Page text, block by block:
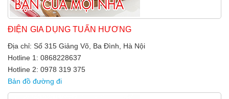
ĐIỆN GIA DỤNG TUẤN HƯƠNG
Địa chỉ: Số 315 Giảng Võ, Ba Đình, Hà Nội
Hotline 1: 0868228637
Hotline 2: 0978 319 375
Bản đồ đường đi